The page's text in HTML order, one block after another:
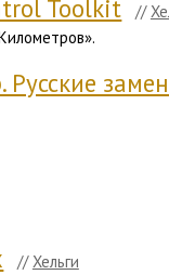
Toolkit //
Русские
// Хельги